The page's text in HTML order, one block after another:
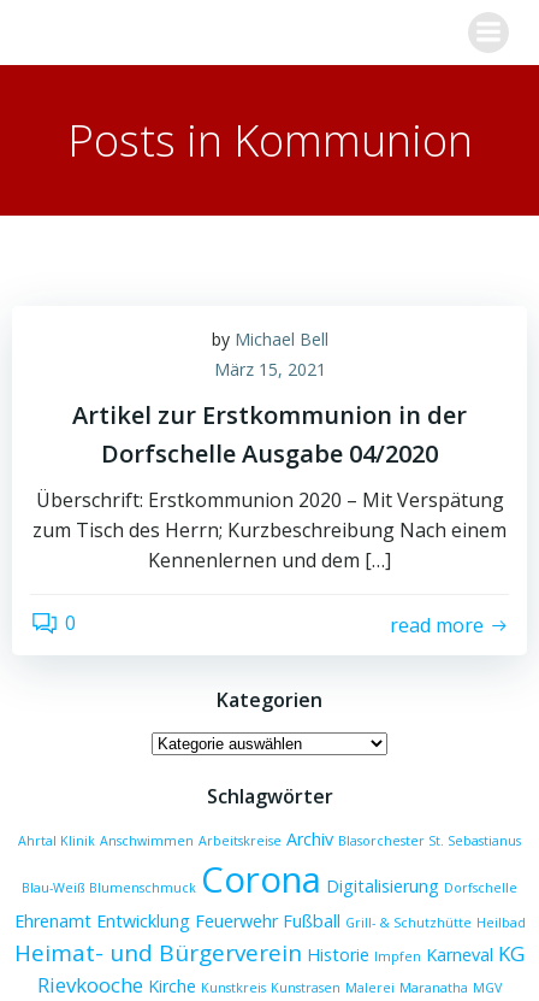
springen
Posts in Kommunion
by Michael Bell
März 15, 2021
Artikel zur Erstkommunion in der
Dorfschelle Ausgabe 04/2020
Überschrift: Erstkommunion 2020 – Mit Verspätung
zum Tisch des Herrn; Kurzbeschreibung Nach einem
Kennenlernen und dem […]
0 read more
Kategorien
Kategorien
Schlagwörter
Ahrtal Klinik Anschwimmen Arbeitskreise Archiv Blasorchester St. Sebastianus
Blau-Weiß Blumenschmuck Corona Digitalisierung Dorfschelle
Ehrenamt Entwicklung Feuerwehr Fußball Grill- & Schutzhütte Heilbad
Heimat- und Bürgerverein Historie Impfen Karneval KG
Rievkooche Kirche Kunstkreis Kunstrasen Malerei Maranatha MGV